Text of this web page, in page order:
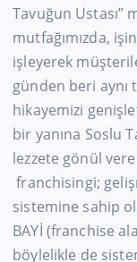
Tavuğun Ustası”
mutfağımızda,
işleyerek
günden beri aynı
hikayemizi
bir yanına Soslu
lezzete gönül
franchisingi;
sistemine sahip
BAYİ (franchise
böylelikle de